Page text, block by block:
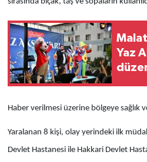
Yaz
Haber verilmesi üzerine bölgeye sağlık
Yaralanan 8 kişi, olay yerindeki ilk
Devlet Hastanesi ile Hakkari Devlet